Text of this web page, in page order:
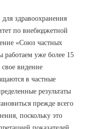
здравоохранения
по внебюджетной
«Союз частных
уже более 15
свое видение
в частные
результаты
прежде всего
поскольку это